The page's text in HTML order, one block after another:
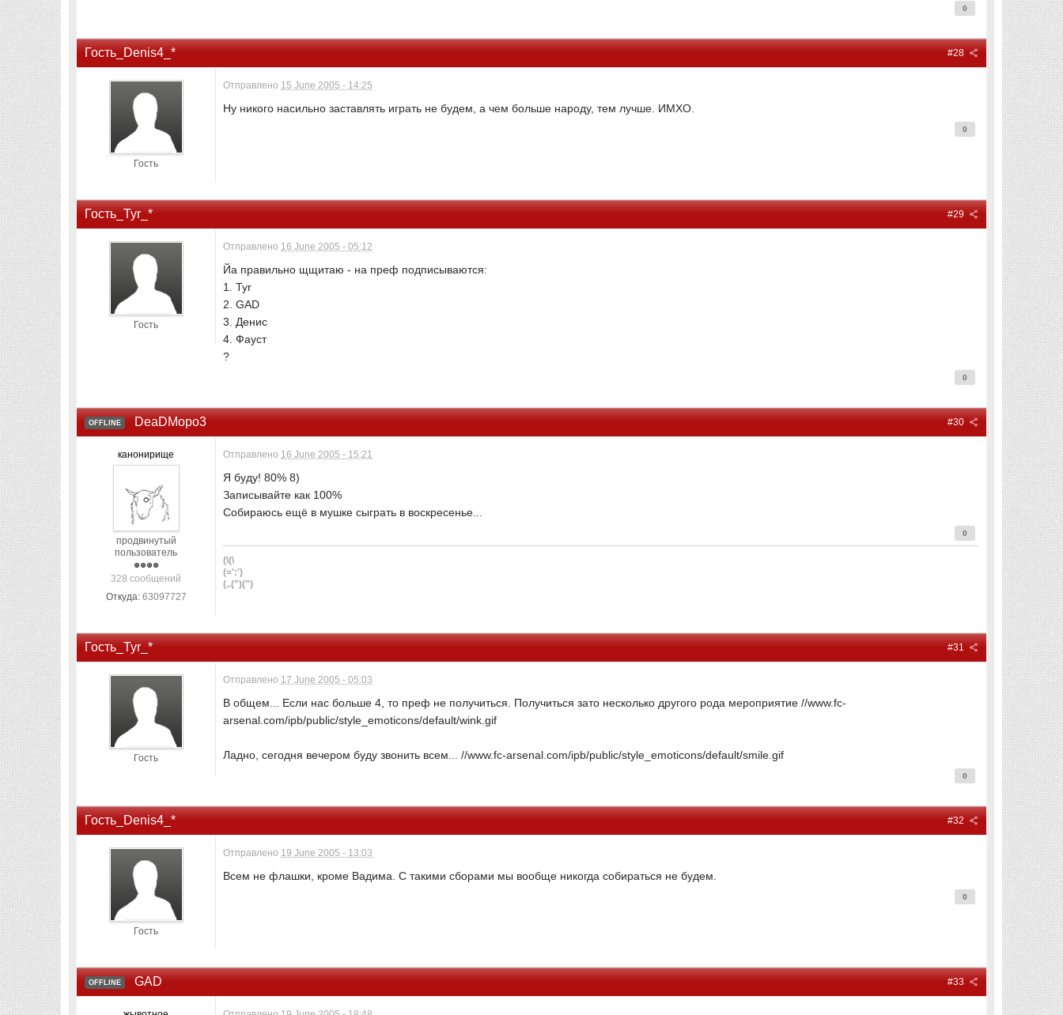
0
#28
Гость_Denis4_*
Гость
Отправлено 15 June 2005 - 14:25
Ну никого насильно заставлять играть не будем, а чем больше народу, тем лучше. ИМХО.
0
#29
Гость_Tyr_*
Гость
Отправлено 16 June 2005 - 05:12
Йа правильно щщитаю - на преф подписываются:
1. Tyr
2. GAD
3. Денис
4. Фауст
?
0
#30
OFFLINE DeaDMopo3
канонирище
продвинутый
пользователь
328 сообщений
Откуда: 63097727
Отправлено 16 June 2005 - 15:21
Я буду! 80% 8)
Записывайте как 100%
Собираюсь ещё в мушке сыграть в воскресенье...
0
(\(\
(=':')
(..(")(")
#31
Гость_Tyr_*
Гость
Отправлено 17 June 2005 - 05:03
В общем... Если нас больше 4, то преф не получиться. Получиться зато несколько другого рода мероприятие //www.fc-
arsenal.com/ipb/public/style_emoticons/default/wink.gif
Ладно, сегодня вечером буду звонить всем... //www.fc-arsenal.com/ipb/public/style_emoticons/default/smile.gif
0
#32
Гость_Denis4_*
Гость
Отправлено 19 June 2005 - 13:03
Всем не флашки, кроме Вадима. С такими сборами мы вообще никогда собираться не будем.
0
#33
OFFLINE GAD